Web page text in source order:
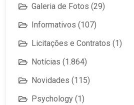
Galeria de Fotos (29)
Informativos (107)
Licitações e Contratos (1)
Notícias (1.864)
Novidades (115)
Psychology (1)